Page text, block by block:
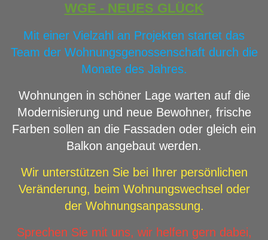
WGE - NEUES GLÜCK
Mit einer Vielzahl an Projekten startet das
Team der Wohnungsgenossenschaft durch die
Monate des Jahres.
Wohnungen in schöner Lage warten auf die
Modernisierung und neue Bewohner, frische
Farben sollen an die Fassaden oder gleich ein
Balkon angebaut werden.
Wir unterstützen Sie bei Ihrer persönlichen
Veränderung, beim Wohnungswechsel oder
der Wohnungsanpassung.
Sprechen Sie mit uns, wir helfen gern dabei,